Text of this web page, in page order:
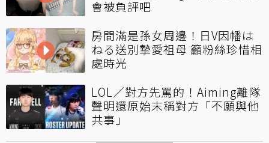
會被負評吧
房間滿是孫女周邊！日V因幡は
ねる送別摯愛祖母 籲粉絲珍惜相
處時光
LOL／對方先罵的！Aiming離隊
聲明還原始末稱對方「不願與他
共事」